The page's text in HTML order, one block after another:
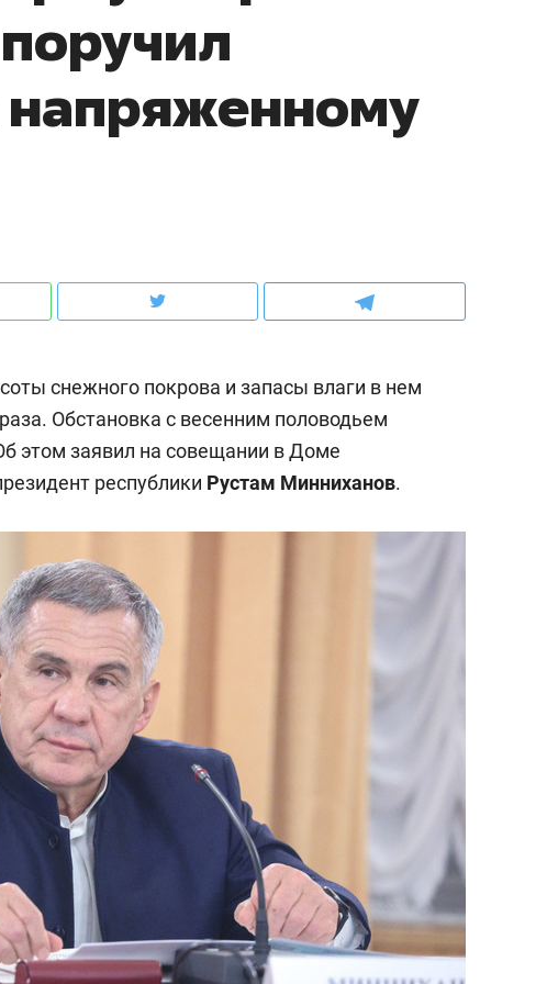
напряженному
снежного покрова и запасы влаги в нем
Обстановка с весенним половодьем
этом заявил на совещании в Доме
республики Рустам Минниханов.
клиентах и чудных запросах мастеров
«Фороса»:
невроз» –
человек не считает
Рекомендуем
Дизайнер-прораб
Наседкина: «Ремонт
с мебелью за 2